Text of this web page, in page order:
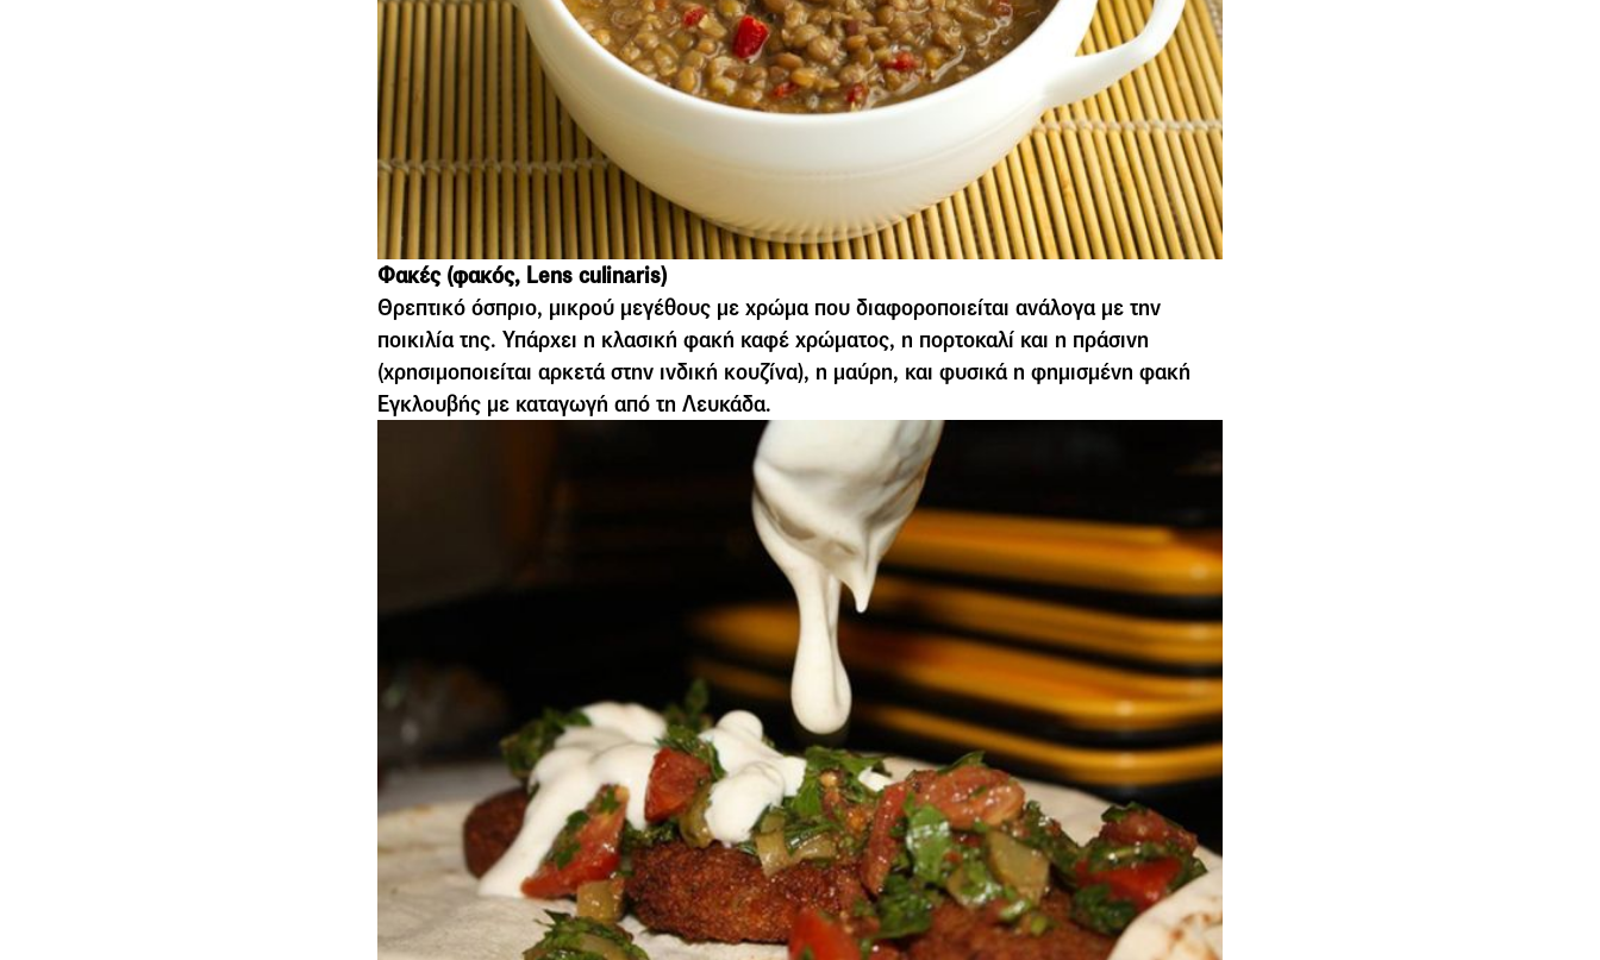
Φακές (φακός, Lens culinaris)
Θρεπτικό όσπριο, µικρού µεγέθους µε χρώµα που διαφοροποιείται ανάλογα µε την
ποικιλία της. Υπάρχει η κλασική φακή καφέ χρώµατος, η πορτοκαλί και η πράσινη
(χρησιµοποιείται αρκετά στην ινδική κουζίνα), η µαύρη, και φυσικά η φηµισµένη φακή
Εγκλουβής µε καταγωγή από τη Λευκάδα.